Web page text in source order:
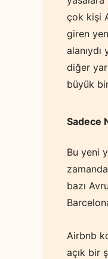
çok kişi
giren
alanıydı
diğer
büyük
Sadece
Bu yeni
bazı
Airbnb
açık bir